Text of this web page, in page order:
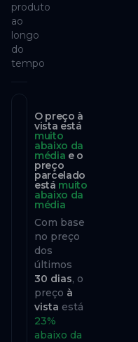
produto
ao
longo
do
tempo
O preço à
vista está
muito
abaixo da
média e o
preço
parcelado
está muito
abaixo da
média
Com base
no preço
dos
últimos
30 dias, o
preço à
vista está
23%
abaixo da